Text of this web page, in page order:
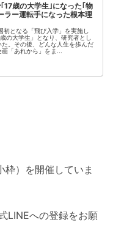
17歳の大学生｣になった｢物
ー運転手になった根本理
となる「飛び入学」を実施し
の大学生」となり、研究者とし
。その後、どんな人生を歩んだ
「あれから」をま...
枠）を開催していま
LINEへの登録をお願